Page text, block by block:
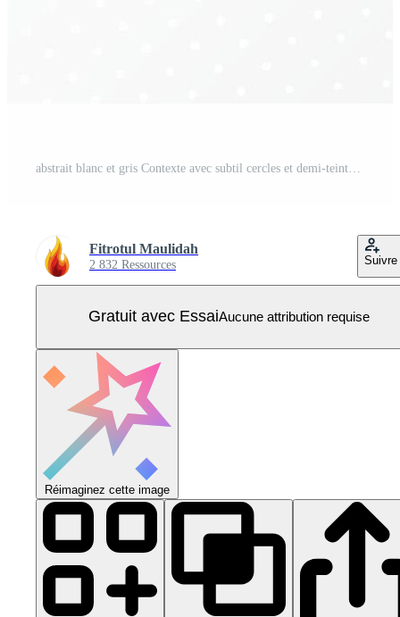
Fitrotul Maulidah
2 832 Ressources Suivre
Gratuit avec EssaiAucune attribution requise
Réimaginez cette image